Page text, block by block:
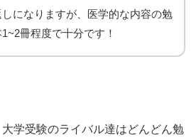
になりますが、医学的な内容の勉
冊程度で十分です！
学受験のライバル達はどんどん勉